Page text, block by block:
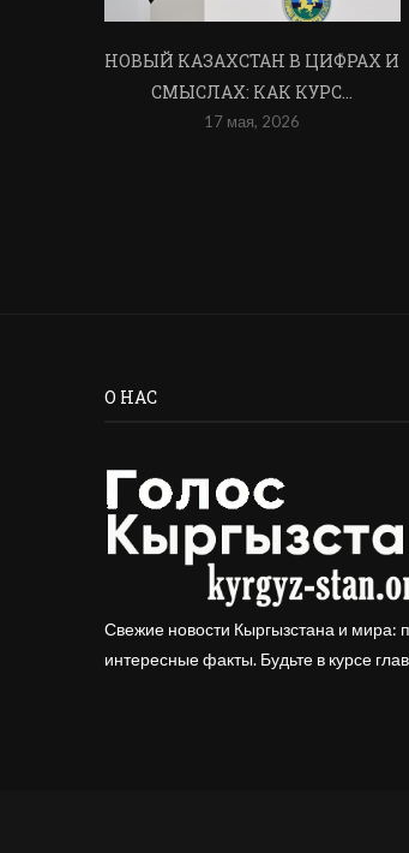
НОВЫЙ КАЗАХСТАН В ЦИФРАХ И
СМЫСЛАХ: КАК КУРС...
17 мая, 2026
О НАС
Свежие новости Кыргызстана и мира:
интересные факты. Будьте в курсе